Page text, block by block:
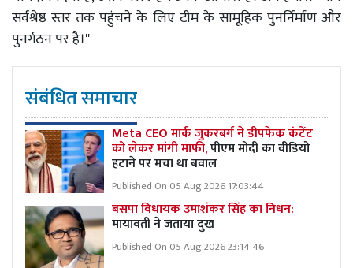
सर्वश्रेष्ठ स्तर तक पहुंचने के लिए टीम के सामूहिक पुनर्निर्माण और
पुनर्गठन पर है।''
संबंधित समाचार
Meta CEO मार्क जुकरबर्ग ने डीपफेक कंटेंट
को लेकर मांगी माफी,पीएम मोदी का वीडियो
हटाने पर मचा था बवाल
Published On 05 Aug 2026 17:03:44
बसपा विधायक उमाशंकर सिंह का निधन:
मायावती ने जताया दुख
Published On 05 Aug 2026 23:14:46